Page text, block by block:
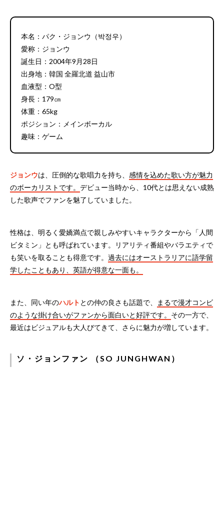
本名：パク・ジョンウ（박정우）
愛称：ジョンウ
誕生日：2004年9月28日
出身地：韓国 全羅北道 益山市
血液型：O型
身長：179㎝
体重：65kg
ポジション：メインボーカル
趣味：ゲーム
ジョンウは、圧倒的な歌唱力を持ち、 感情を込めた歌い方が魅力
のボーカリストです。 デビュー当時から、10代とは思えない成熟
した歌声でファンを魅了していました。
性格は、明るく愛嬌満点で親しみやすいキャラクターから「人間
ビタミン」とも呼ばれています。リアリティ番組やバラエティで
も笑いを取ることも得意です。 過去にはオーストラリアに語学留
学したこともあり、英語が得意な一面も。
また、同い年のハルト との仲の良さも話題で、
まるで漫才コンビ
のような掛け合いがファンから面白いと好評です。 その一方で、
最近はビジュアルも大人びてきて、さらに魅力が増しています。
ソ・ジョンファン （SO JUNGHWAN）